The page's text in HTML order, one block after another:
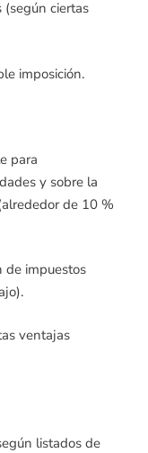
(según ciertas
imposición.
para
y sobre la
de 10 %
de impuestos
ventajas
listados de